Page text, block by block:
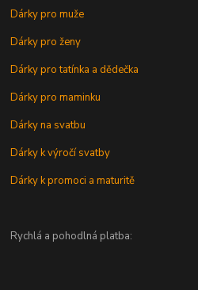
Dárky pro muže
Dárky pro ženy
Dárky pro tatínka a dědečka
Dárky pro maminku
Dárky na svatbu
Dárky k výročí svatby
Dárky k promoci a maturitě
Rychlá a pohodlná platba: